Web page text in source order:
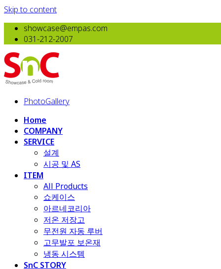
Skip to content
showcase@empas.com
031-212-2007
PhotoGallery
Home
COMPANY
SERVICE
설계
시공 및 AS
ITEM
All Products
​쇼케이스
아르네코리아
저온 저장고
무전원 자동 루버
고무발포 보온재
냉동 시스템
SnC STORY